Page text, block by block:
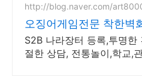
http://blog.naver.com/
오징어게임전문 착한
S2B 나라장터 등록,투명한
절한 상담, 전통놀이,학교,